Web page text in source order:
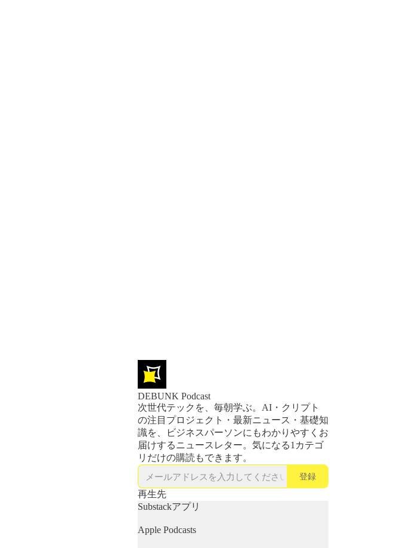
DEBUNK Podcast
次世代テックを、毎朝学ぶ。AI・クリプト
の注目プロジェクト・最新ニュース・基礎知
識を、ビジネスパーソンにもわかりやすくお
届けするニュースレター。気になる1カテゴ
リだけの購読もできます。
登録
再生先
Substackアプリ
Apple Podcasts